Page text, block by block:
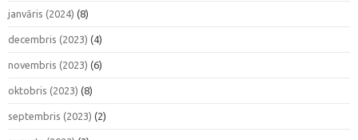
janvāris (2024) (8)
decembris (2023) (4)
novembris (2023) (6)
oktobris (2023) (8)
septembris (2023) (2)